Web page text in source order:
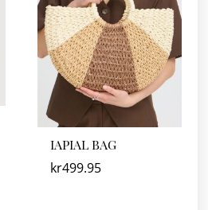
IAPIAL BAG
kr499.95